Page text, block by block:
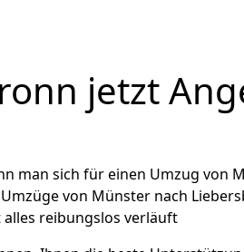
jetzt
man sich für einen Umzug von
von Münster nach
alles reibungslos verläuft